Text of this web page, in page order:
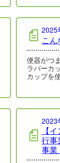
動…
2025
こ
便器がつ
ラバーカ
カップを
2023
【
行事
事業